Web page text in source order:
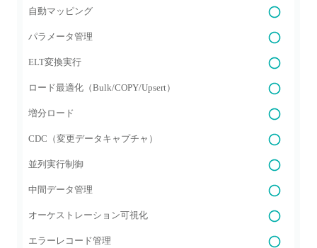
自動マッピング
パラメータ管理
ELT変換実行
ロード最適化（Bulk/COPY/Upsert）
増分ロード
CDC（変更データキャプチャ）
並列実行制御
中間データ管理
オーケストレーション可視化
エラーレコード管理